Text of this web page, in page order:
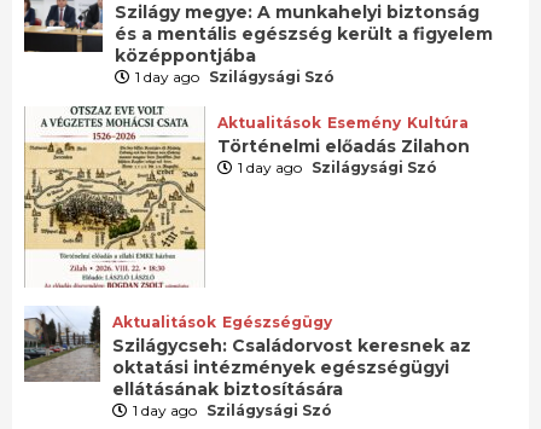
Szilágy megye: A munkahelyi biztonság
és a mentális egészség került a figyelem
középpontjába
1 day ago Szilágysági Szó
Aktualitások Esemény Kultúra
Történelmi előadás Zilahon
1 day ago Szilágysági Szó
Aktualitások Egészségügy
Szilágycseh: Családorvost keresnek az
oktatási intézmények egészségügyi
ellátásának biztosítására
1 day ago Szilágysági Szó